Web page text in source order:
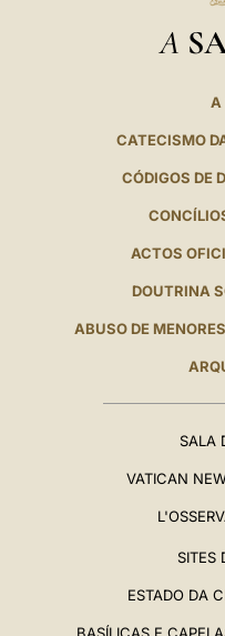
A
A
CATECISMO
CÓDIGOS DE
ACTOS
DOUTRINA
ABUSO DE
SALA
VATICAN
SITES
ESTADO DA